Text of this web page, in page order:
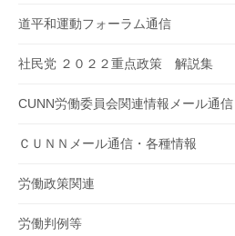
道平和運動フォーラム通信
社民党 ２０２２重点政策 解説集
CUNN労働委員会関連情報メール通信
ＣＵＮＮメール通信・各種情報
労働政策関連
労働判例等